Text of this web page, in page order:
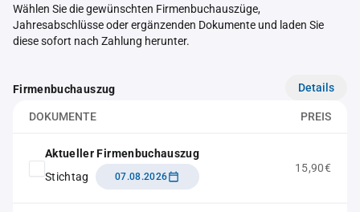
Wählen Sie die gewünschten Firmenbuchauszüge,
Jahresabschlüsse oder ergänzenden Dokumente und laden Sie
diese sofort nach Zahlung herunter.
Firmenbuchauszug Details
DOKUMENTE PREIS
Aktueller Firmenbuchauszug
Stichtag
07.08.2026
15,90€